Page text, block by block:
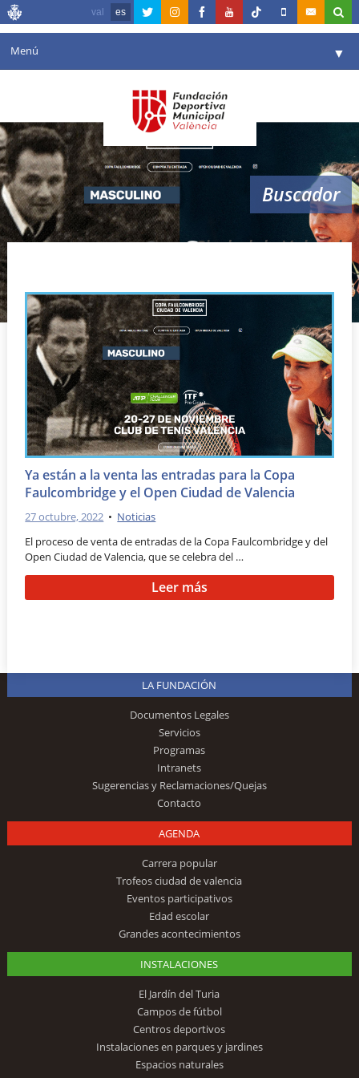
val es
Menú ▼
Agenda
Instalaciones ▼
Comunicación ▼
Valencia en deporte ▼
Reservas
Buscador
Open Ciudad de Valencia
Ya están a la venta las entradas para la Copa
Faulcombridge y el Open Ciudad de Valencia
27 octubre, 2022 • Noticias
El proceso de venta de entradas de la Copa Faulcombridge y del
Open Ciudad de Valencia, que se celebra del …
Leer más
LA FUNDACIÓN
Documentos Legales
Servicios
Programas
Intranets
Sugerencias y Reclamaciones/Quejas
Contacto
AGENDA
Carrera popular
Trofeos ciudad de valencia
Eventos participativos
Edad escolar
Grandes acontecimientos
INSTALACIONES
El Jardín del Turia
Campos de fútbol
Centros deportivos
Instalaciones en parques y jardines
Espacios naturales